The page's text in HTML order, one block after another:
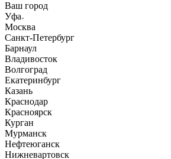
Ваш город
Уфа
Москва
Санкт-Петербург
Барнаул
Владивосток
Волгоград
Екатеринбург
Казань
Краснодар
Красноярск
Курган
Мурманск
Нефтеюганск
Нижневартовск